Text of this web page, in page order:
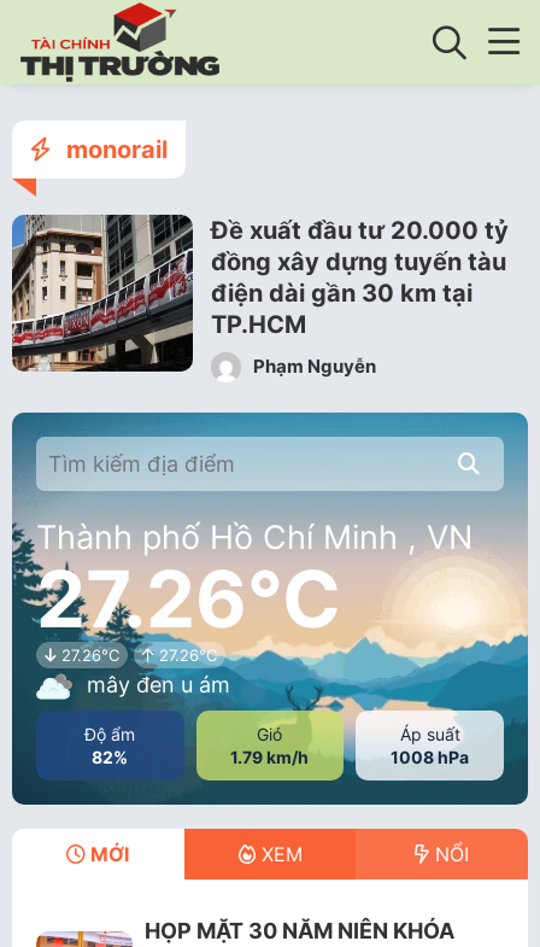
monorail
Đề xuất đầu tư 20.000 tỷ
đồng xây dựng tuyến tàu
điện dài gần 30 km tại
TP.HCM
Phạm Nguyễn
Thành phố Hồ Chí Minh , VN
27.26°C
27.26°C 27.26°C
mây đen u ám
Độ ẩm
82%
Gió
1.79 km/h
Áp suất
1008 hPa
MỚI XEM NỔI
HỌP MẶT 30 NĂM NIÊN KHÓA